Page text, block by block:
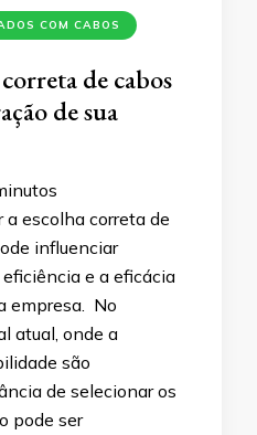
COM CABOS
de cabos
de sua
a escolha correta de
influenciar
e a eficácia
empresa. No
atual, onde a
são
de selecionar os
pode ser